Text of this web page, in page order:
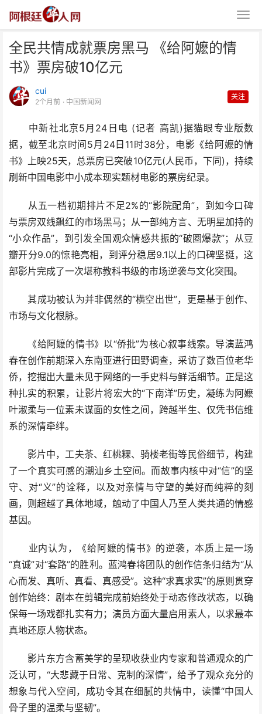
全民共情成就票房黑马 《给阿嬷的情
书》票房破10亿元
cui
2个月前 · 中国新闻网
关注
中新社北京5月24日电 (记者 高凯)据猫眼专业版数
据，截至北京时间5月24日11时38分，电影《给阿嬷的情
书》上映25天，总票房已突破10亿元(人民币，下同)，持续
刷新中国电影中小成本现实题材电影的票房纪录。
从五一档初期排片不足2%的“影院配角”，到如今口碑
与票房双线飙红的市场黑马；从一部纯方言、无明星加持的
“小众作品”，到引发全国观众情感共振的“破圈爆款”；从豆
瓣开分9.0的惊艳亮相，到评分稳居9.1以上的口碑坚挺，这
部影片完成了一次堪称教科书级的市场逆袭与文化突围。
其成功被认为并非偶然的“横空出世”，更是基于创作、
市场与文化根脉。
《给阿嬷的情书》以“侨批”为核心叙事线索。导演蓝鸿
春在创作前期深入东南亚进行田野调查，采访了数百位老华
侨，挖掘出大量未见于网络的一手史料与鲜活细节。正是这
种扎实的积累，让影片将宏大的“下南洋”历史，凝练为阿嬷
叶淑柔与一位素未谋面的女性之间，跨越半生、仅凭书信维
系的深情牵绊。
影片中，工夫茶、红桃粿、骑楼老街等民俗细节，构建
了一个真实可感的潮汕乡土空间。而故事内核中对“信”的坚
守、对“义”的诠释，以及对亲情与守望的美好而纯粹的刻
画，则超越了具体地域，触动了中国人乃至人类共通的情感
基因。
业内认为，《给阿嬷的情书》的逆袭，本质上是一场
“真诚”对“套路”的胜利。蓝鸿春将团队的创作信条归结为“从
心而发、真听、真看、真感受”。这种“求真求实”的原则贯穿
创作始终：剧本在剪辑完成前始终处于动态修改状态，以确
保每一场戏都扎实有力；演员方面大量启用素人，以求最本
真地还原人物状态。
影片东方含蓄美学的呈现收获业内专家和普通观众的广
泛认可，“大悲藏于日常、克制的深情”，给予了观众充分的
想象与代入空间，成功令其在细腻的共情中，读懂“中国人
骨子里的温柔与坚韧”。
全民共情成就票房黑马 《给阿嬷
的情书》票房破10亿元